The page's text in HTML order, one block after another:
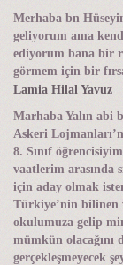
Merhaba bn
geliyorum ama
ediyorum bana bir
görmem için bir
Lamia Hilal Yavuz
Marhaba Yalın abi
Askeri
8. Sınıf
vaatlerim arasında
için aday olmak
Türkiye’nin bilinen
okulumuza gelip
mümkün olacağını
gerçekleşmeyecek